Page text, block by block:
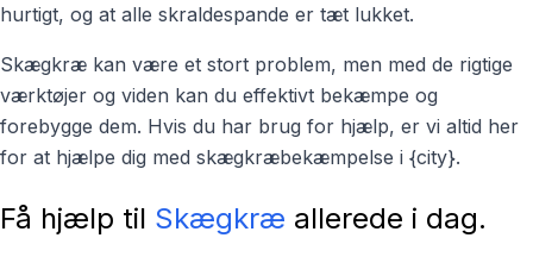
hurtigt, og at alle skraldespande er tæt lukket.
Skægkræ kan være et stort problem, men med de rigtige
værktøjer og viden kan du effektivt bekæmpe og
forebygge dem. Hvis du har brug for hjælp, er vi altid her
for at hjælpe dig med skægkræbekæmpelse i {city}.
Få hjælp til Skægkræ allerede i dag.